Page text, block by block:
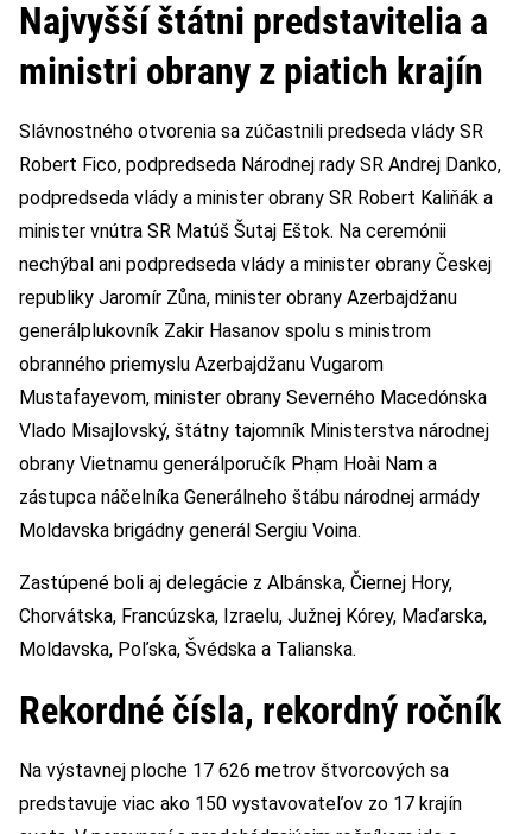
Najvyšší štátni predstavitelia a
ministri obrany z piatich krajín
Slávnostného otvorenia sa zúčastnili predseda vlády SR
Robert Fico, podpredseda Národnej rady SR Andrej Danko,
podpredseda vlády a minister obrany SR Robert Kaliňák a
minister vnútra SR Matúš Šutaj Eštok. Na ceremónii
nechýbal ani podpredseda vlády a minister obrany Českej
republiky Jaromír Zůna, minister obrany Azerbajdžanu
generálplukovník Zakir Hasanov spolu s ministrom
obranného priemyslu Azerbajdžanu Vugarom
Mustafayevom, minister obrany Severného Macedónska
Vlado Misajlovský, štátny tajomník Ministerstva národnej
obrany Vietnamu generálporučík Phạm Hoài Nam a
zástupca náčelníka Generálneho štábu národnej armády
Moldavska brigádny generál Sergiu Voina.
Zastúpené boli aj delegácie z Albánska, Čiernej Hory,
Chorvátska, Francúzska, Izraelu, Južnej Kórey, Maďarska,
Moldavska, Poľska, Švédska a Talianska.
Rekordné čísla, rekordný ročník
Na výstavnej ploche 17 626 metrov štvorcových sa
predstavuje viac ako 150 vystavovateľov zo 17 krajín